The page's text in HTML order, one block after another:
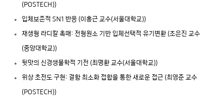
(POSTECH))
입체보존적 SN1 반응 (이홍근 교수(서울대학교))
재생형 라디칼 촉매: 전형원소 기반 입체선택적 유기변환 (조은진 교수
(중앙대학교))
뒷맛의 신경생물학적 기전 (최명환 교수(서울대학교))
위상 초전도 구현: 결함 최소화 접합을 통한 새로운 접근 (최영준 교수
(POSTECH))